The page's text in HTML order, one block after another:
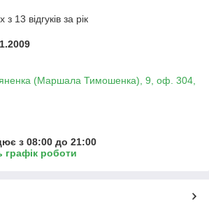
13 відгуків за рік
(Маршала Тимошенка), 9, оф. 304,
з 08:00 до 21:00
графік роботи